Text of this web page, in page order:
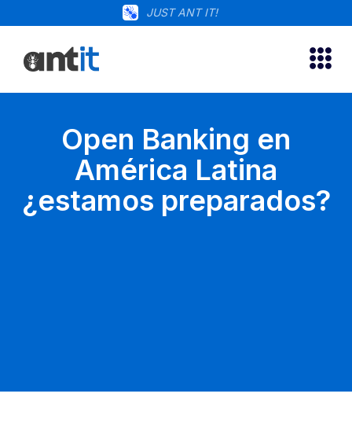
JUST ANT IT!
Open Banking en
América Latina
¿estamos preparados?